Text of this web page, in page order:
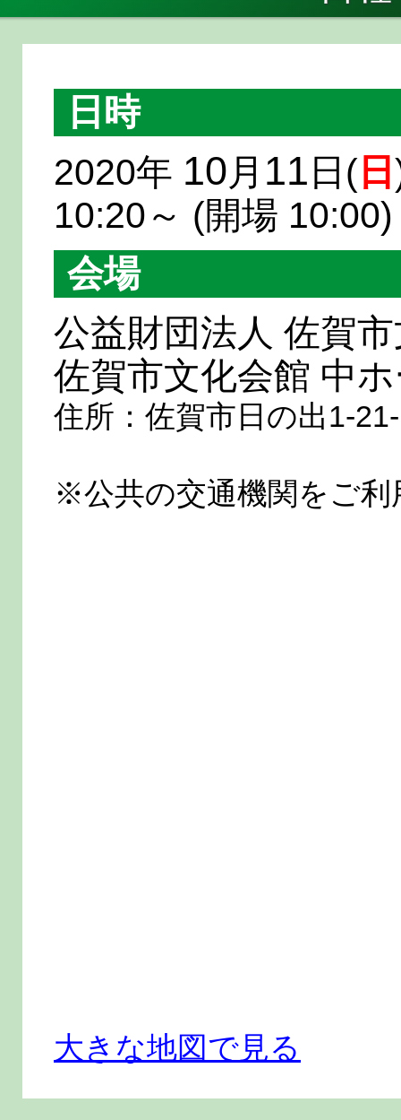
日時
2020年 10月 11 日( 日
10:20～ (開場 10:00)
会場
公益財団法人 佐賀
佐賀市文化会館 中
住所：佐賀市日の出1-
※公共の交通機関をご利
大きな地図で見る